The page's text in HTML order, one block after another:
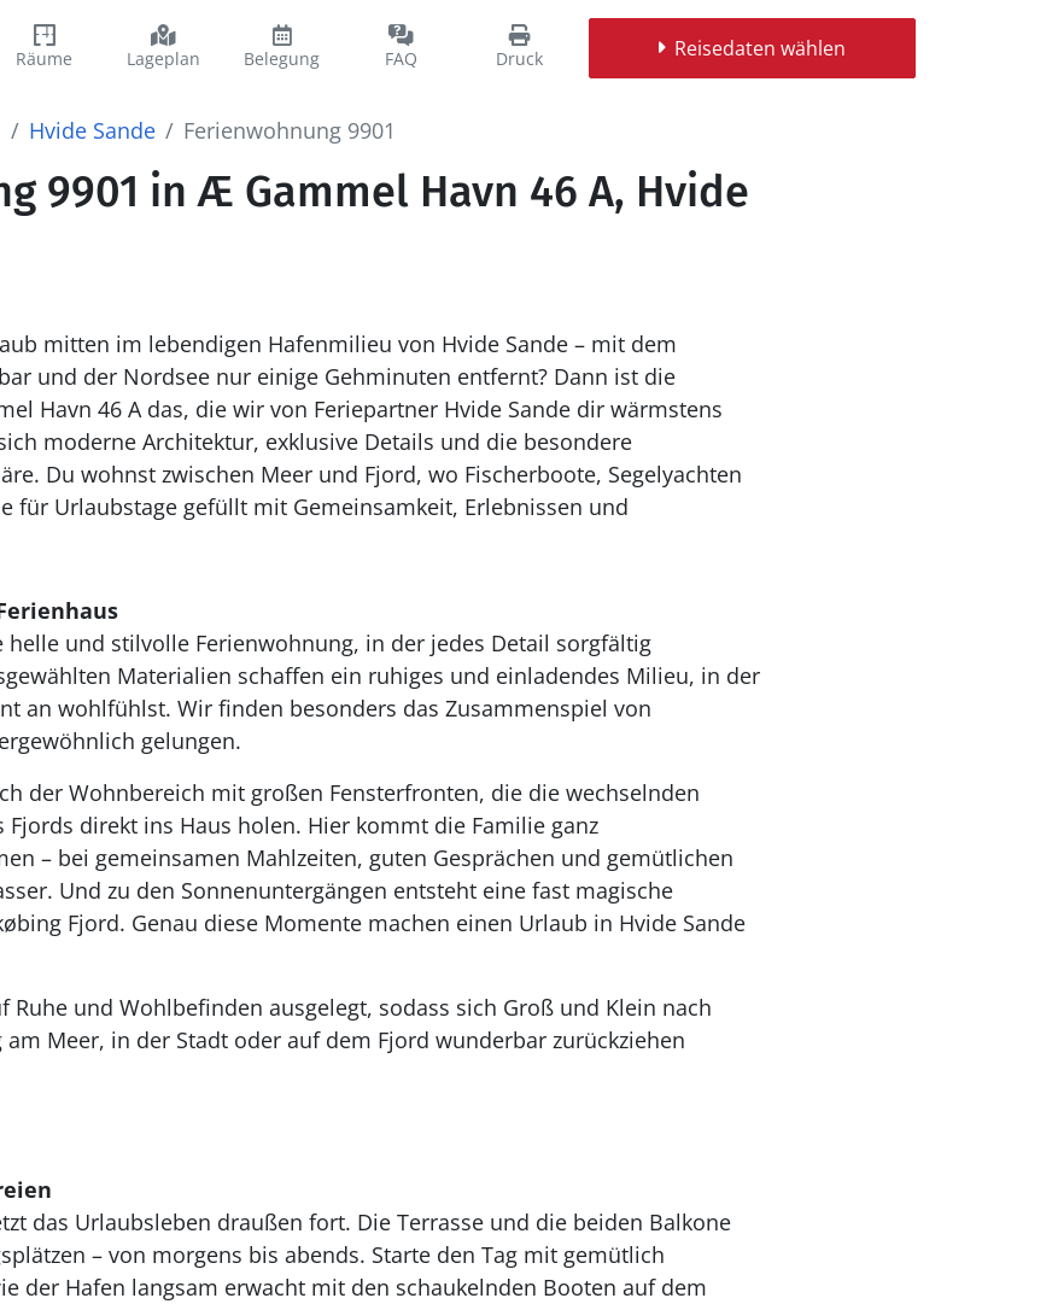
Räume Lageplan Belegung FAQ Druck Reisedaten wählen
Hvide Sande Ferienwohnung 9901
9901 in Æ Gammel Havn 46 A, Hvide
mitten im lebendigen Hafenmilieu von Hvide Sande – mit dem
und der Nordsee nur einige Gehminuten entfernt? Dann ist die
Havn 46 A das, die wir von Feriepartner Hvide Sande dir wärmstens
moderne Architektur, exklusive Details und die besondere
Du wohnst zwischen Meer und Fjord, wo Fischerboote, Segelyachten
für Urlaubstage gefüllt mit Gemeinsamkeit, Erlebnissen und
und stilvolle Ferienwohnung, in der jedes Detail sorgfältig
Materialien schaffen ein ruhiges und einladendes Milieu, in der
an wohlfühlst. Wir finden besonders das Zusammenspiel von
gelungen.
der Wohnbereich mit großen Fensterfronten, die die wechselnden
Fjords direkt ins Haus holen. Hier kommt die Familie ganz
– bei gemeinsamen Mahlzeiten, guten Gesprächen und gemütlichen
Und zu den Sonnenuntergängen entsteht eine fast magische
Fjord. Genau diese Momente machen einen Urlaub in Hvide Sande
Ruhe und Wohlbefinden ausgelegt, sodass sich Groß und Klein nach
Meer, in der Stadt oder auf dem Fjord wunderbar zurückziehen
das Urlaubsleben draußen fort. Die Terrasse und die beiden Balkone
– von morgens bis abends. Starte den Tag mit gemütlich
der Hafen langsam erwacht mit den schaukelnden Booten auf dem